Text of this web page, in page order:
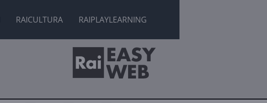
RAICULTURA RAIPLAYLEARNING